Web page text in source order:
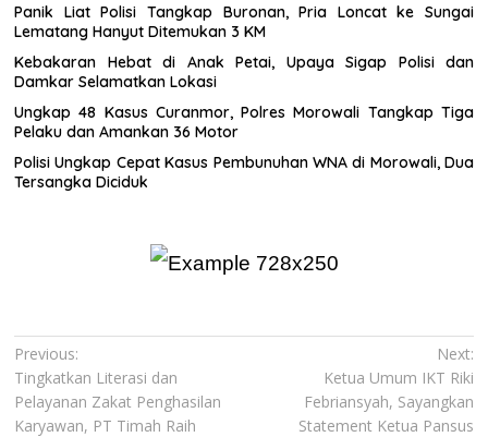
Panik Liat Polisi Tangkap Buronan, Pria Loncat ke Sungai
Lematang Hanyut Ditemukan 3 KM
Kebakaran Hebat di Anak Petai, Upaya Sigap Polisi dan
Damkar Selamatkan Lokasi
Ungkap 48 Kasus Curanmor, Polres Morowali Tangkap Tiga
Pelaku dan Amankan 36 Motor
Polisi Ungkap Cepat Kasus Pembunuhan WNA di Morowali, Dua
Tersangka Diciduk
Navigasi
pos
Previous:
Tingkatkan Literasi dan
Pelayanan Zakat Penghasilan
Karyawan, PT Timah Raih
Next:
Ketua Umum IKT Riki
Febriansyah, Sayangkan
Statement Ketua Pansus